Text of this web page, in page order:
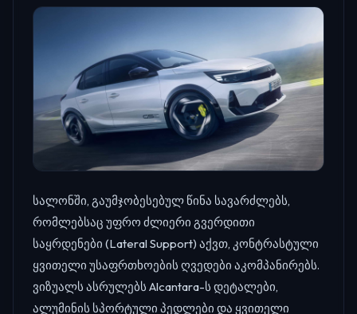
სალონში, გაუმჯობესებულ წინა სავარძლებს,
რომლებსაც უფრო ძლიერი გვერდითი
საყრდენები (Lateral Support) აქვთ, კონტრასტული
ყვითელი უსაფრთხოების ღვედები აკომპანირებს.
ვიზუალს ასრულებს Alcantara-ს დეტალები,
ალუმინის სპორტული პედლები და ყვითელი